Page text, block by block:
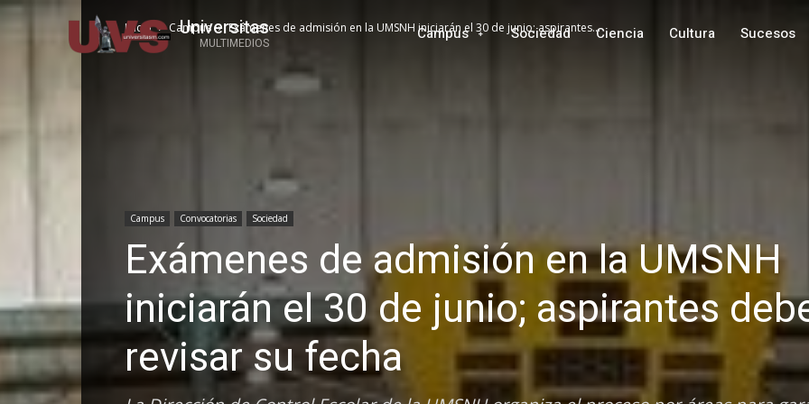
Universitas
MULTIMEDIOS
Campus Sociedad Ciencia Cultura Sucesos
Inicio Campus Exámenes de admisión en la UMSNH iniciarán el 30 de junio; aspirantes...
Campus Convocatorias Sociedad
Exámenes de admisión en la UMSNH
iniciarán el 30 de junio; aspirantes
revisar su fecha